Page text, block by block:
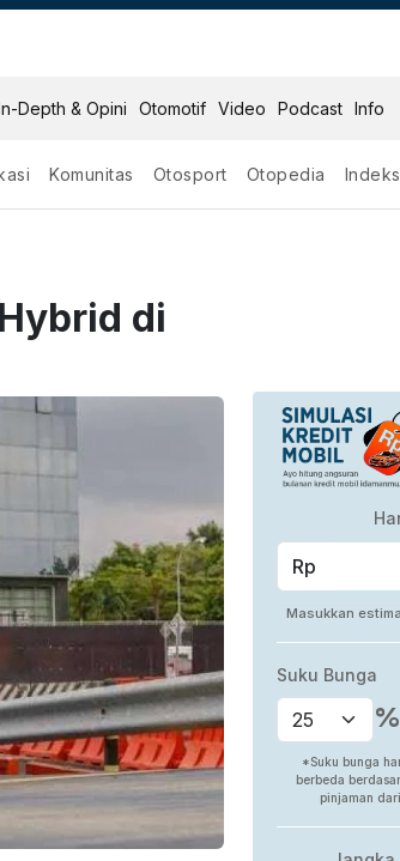
Depth & Opini Otomotif Video Podcast Info
Komunitas Otosport Otopedia Indeks
di